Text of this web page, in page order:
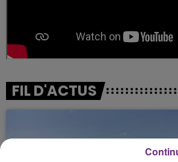
FIL D'ACTUS